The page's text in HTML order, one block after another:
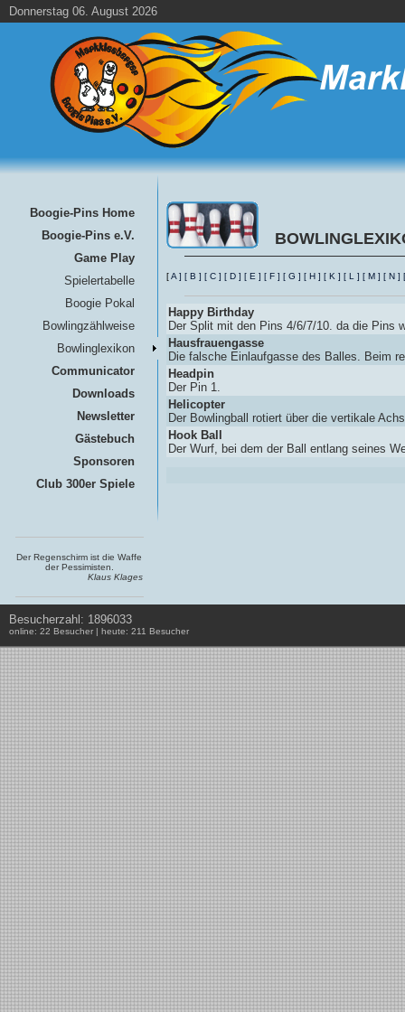
Donnerstag 06. August 2026
Boogie-Pins Home
Boogie-Pins e.V.
Game Play
Spielertabelle
Boogie Pokal
Bowlingzählweise
Bowlinglexikon
Communicator
Downloads
Newsletter
Gästebuch
Sponsoren
Club 300er Spiele
Der Regenschirm ist die Waffe
der Pessimisten.
Klaus Klages
[A ] [ B ] [ C ] [ D ] [ E ] [ F ] [ G ] [ H ] [ K ] [ L ] [ M ] [ N ]
Happy Birthday
Der Split mit den Pins 4/6/7/10. da die Pins
Hausfrauengasse
Die falsche Einlaufgasse des Balles. Beim
Headpin
Der Pin 1.
Helicopter
Der Bowlingball rotiert über die vertikale
Hook Ball
Der Wurf, bei dem der Ball entlang seines
Besucherzahl: 1896033
online: 22 Besucher | heute: 211 Besucher